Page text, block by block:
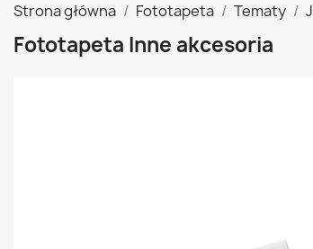
Strona główna Fototapeta Tematy
Fototapeta Inne akcesoria